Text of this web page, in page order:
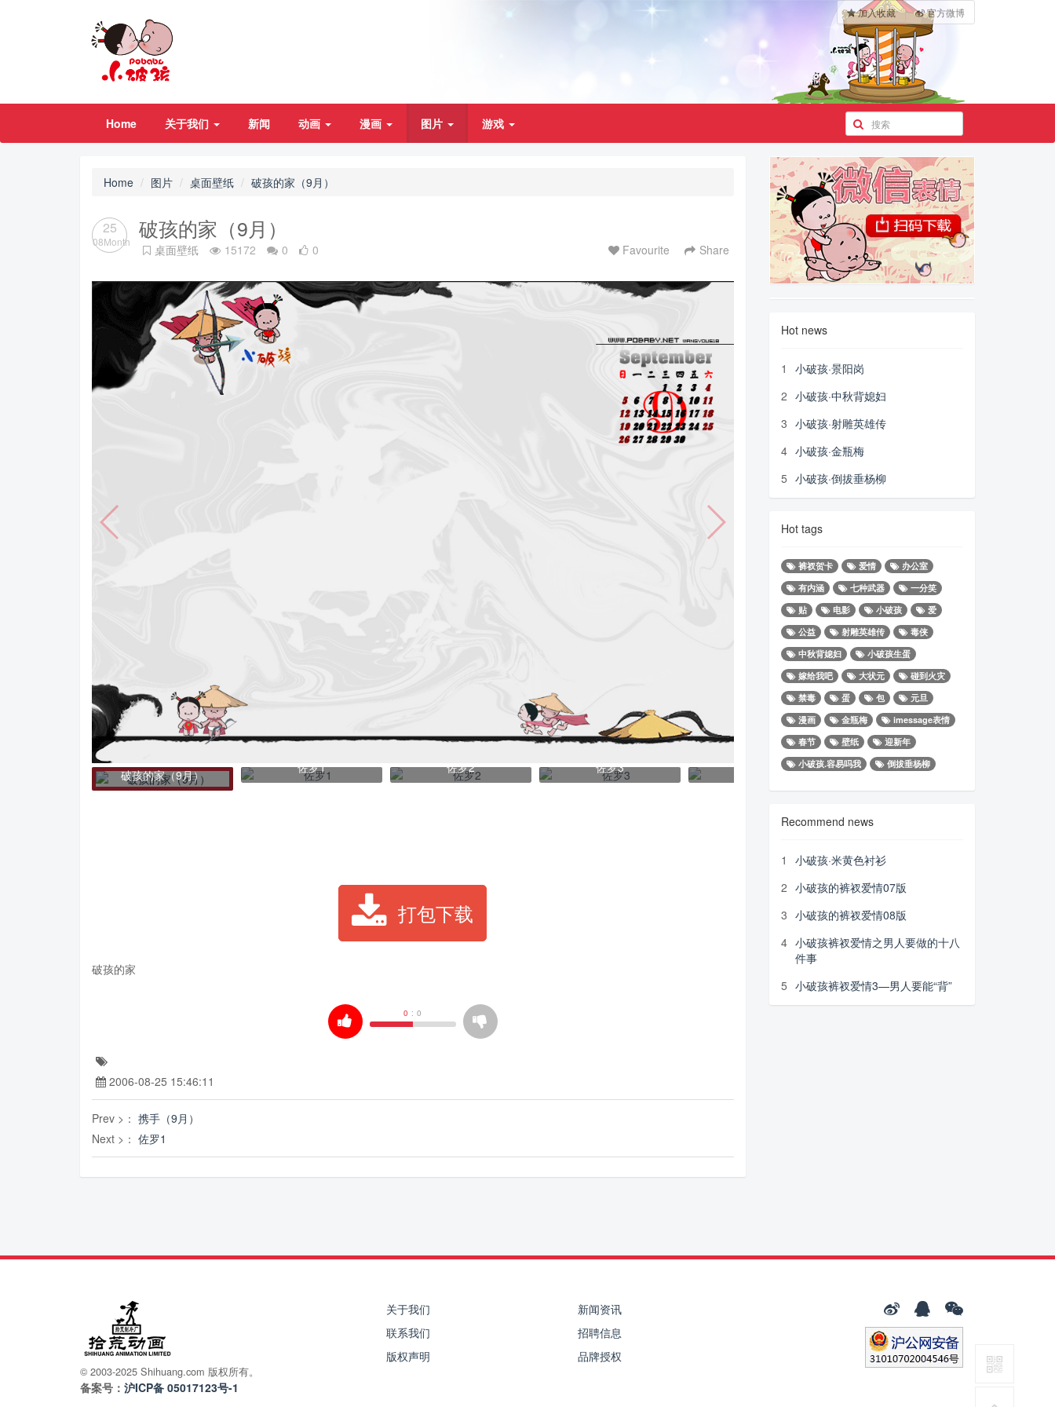
加入收藏 官方微博
Home 关于我们 新闻 动画 漫画 图片 游戏
Home 图片 桌面壁纸 破孩的家（9月）
25
08Month 破孩的家（9月）
桌面壁纸 15172 0 0 Favourite Share
破孩的家（9月） 佐罗1 佐罗2 佐罗3 窗外
打包下载
破孩的家
0 : 0
2006-08-25 15:46:11
Prev >： 携手（9月）
Next >： 佐罗1
Hot news
1
小破孩·景阳岗
2 小破孩·中秋背媳妇
3 小破孩·射雕英雄传
4 小破孩·金瓶梅
5 小破孩·倒拔垂杨柳
Hot tags
裤衩贺卡 爱情
办公室
有内涵
七种武器
一分笑
贴
电影 小破孩
爱
公益
射雕英雄传
毒侠
中秋背媳妇
小破孩生蛋
嫁给我吧
大状元
碰到火灾
禁毒
蛋 包
元旦
漫画
金瓶梅
imessage表情
春节
壁纸
迎新年
小破孩.容易吗我
倒拔垂杨柳
Recommend news
1
小破孩·米黄色衬衫
2 小破孩的裤衩爱情07版
3 小破孩的裤衩爱情08版
4 小破孩裤衩爱情之男人要做的十八
件事
5 小破孩裤衩爱情3—男人要能“背”
© 2003-2025 Shihuang.com 版权所有。
备案号： 沪ICP备 05017123号-1
关于我们
联系我们
版权声明
新闻资讯
招聘信息
品牌授权